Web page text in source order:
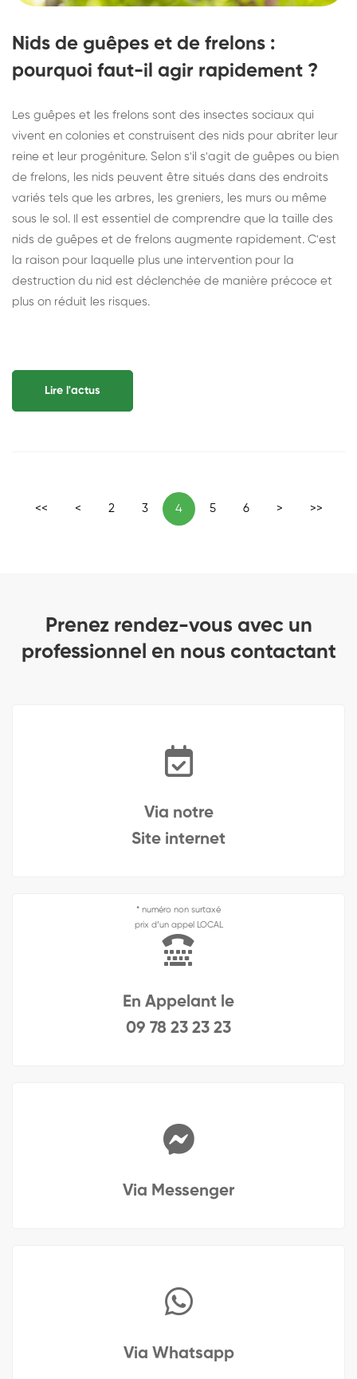
Nids de guêpes et de frelons :
pourquoi faut-il agir rapidement ?
Les guêpes et les frelons sont des insectes sociaux qui
vivent en colonies et construisent des nids pour abriter leur
reine et leur progéniture. Selon s'il s'agit de guêpes ou bien
de frelons, les nids peuvent être situés dans des endroits
variés tels que les arbres, les greniers, les murs ou même
sous le sol. Il est essentiel de comprendre que la taille des
nids de guêpes et de frelons augmente rapidement. C'est
la raison pour laquelle plus une intervention pour la
destruction du nid est déclenchée de manière précoce et
plus on réduit les risques.
Lire l'actus
<< < 2 3 4 5 6 > >>
Prenez rendez-vous avec un
professionnel en nous contactant
Via notre
Site internet
* numéro non surtaxé
prix d’un appel LOCAL
En Appelant le
09 78 23 23 23
Via Messenger
Via Whatsapp